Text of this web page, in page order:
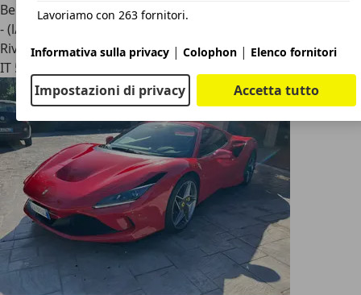
Benzina
- (l/100 km)
Rivenditore
IT 55100
Lavoriamo con 263 fornitori.
Informativa sulla privacy | Colophon | Elenco fornitori
Impostazioni di privacy Accetta tutto